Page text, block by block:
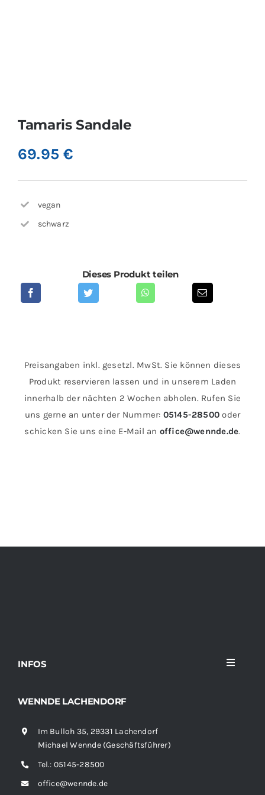
Tamaris Sandale
69.95€
vegan
schwarz
Dieses Produkt teilen
Preisangaben inkl. gesetzl. MwSt. Sie können dieses
Produkt reservieren lassen und in unserem Laden
innerhalb der nächten 2 Wochen abholen. Rufen Sie
uns gerne an unter der Nummer: 05145-28500 oder
schicken Sie uns eine E-Mail an office@wennde.de.
INFOS
Toggle
Sortiment
WENNDE LACHENDORF
Im Bulloh 35, 29331 Lachendorf
Michael Wennde (Geschäftsführer)
Tel.: 05145-28500
office@wennde.de